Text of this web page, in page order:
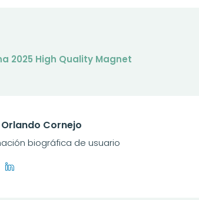
2025 High Quality Magnet
Cornejo
biográfica de usuario